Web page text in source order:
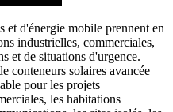
et d'énergie mobile prennent en
industrielles, commerciales,
et de situations d'urgence.
conteneurs solaires avancée
pour les projets
les habitations